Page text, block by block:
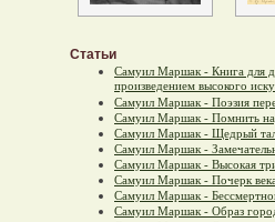
Статьи
Самуил Маршак - Книга для
произведением высокого
Самуил Маршак - Поэзия
Самуил Маршак - Помнить
Самуил Маршак - Щедрый
Самуил Маршак -
Самуил Маршак - Высокая
Самуил Маршак - Почерк
Самуил Маршак -
Самуил Маршак - Образ